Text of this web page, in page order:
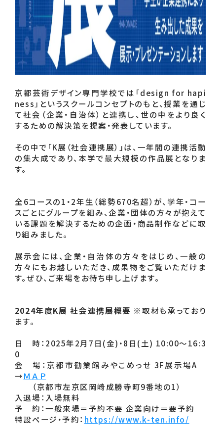
京都芸術デザイン専門学校では「design for hapi
ness」というスクールコンセプトのもと、授業を通じ
て社会（企業・自治体）と連携し、世の中をより良く
するための解決策を提案・発表しています。
その中で「K展（社会連携展）」は、一年間の連携活動
の集大成であり、本学で最大規模の作品展となりま
す。
全6コースの1・2年生（総勢670名超）が、学年・コー
スごとにグループを組み、企業・団体の方々が抱えて
いる課題を解決するための企画・商品制作などに取
り組みました。
展示会には、企業・自治体の方々をはじめ、一般の
方々にもお越しいただき、成果物をご覧いただけま
す。ぜひ、ご来場をお待ち申し上げます。
2024年度K展 社会連携展概要 ※取材も承っており
ます。
日　時：2025年2月7日(金)・8日(土) 10:00～16:3
0
会　場：京都市勧業館みやこめっせ 3F展示場A
→ＭＡＰ
（京都市左京区岡崎成勝寺町9番地の1）
入退場：入場無料
予　約：一般来場＝予約不要 企業向け＝要予約
特設ページ・予約： https://www.k-ten.info/